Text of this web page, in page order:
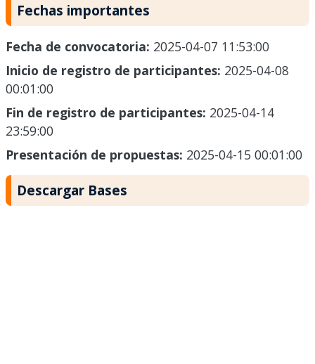
Fechas importantes
Fecha de convocatoria: 2025-04-07 11:53:00
Inicio de registro de participantes: 2025-04-08
00:01:00
Fin de registro de participantes: 2025-04-14
23:59:00
Presentación de propuestas: 2025-04-15 00:01:00
Descargar Bases